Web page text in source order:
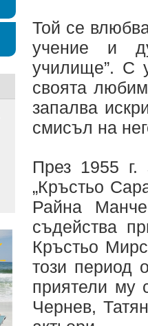
Той се
учение и
училище”. С
своята
запалва
смисъл на
През 1955 г.
„Кръстьо
Райна
съдейства
Кръстьо
този период
приятели му
Чернев,